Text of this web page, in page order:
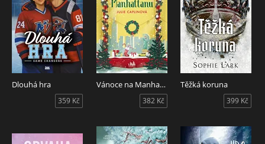
Dlouhá hra
359 Kč
Vánoce na Manhattanu
382 Kč
Těžká koruna
399 Kč